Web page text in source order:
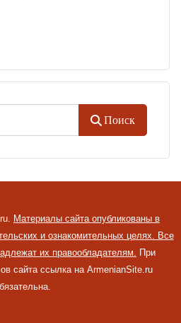
Поиск
Материалы сайта опубликованы в
и ознакомительных целях. Все
их правообладателям. При
сайта ссылка на ArmenianSite.ru